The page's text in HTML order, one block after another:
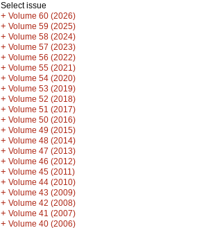
Select issue
+ Volume 60 (2026)
+ Volume 59 (2025)
+ Volume 58 (2024)
+ Volume 57 (2023)
+ Volume 56 (2022)
+ Volume 55 (2021)
+ Volume 54 (2020)
+ Volume 53 (2019)
+ Volume 52 (2018)
+ Volume 51 (2017)
+ Volume 50 (2016)
+ Volume 49 (2015)
+ Volume 48 (2014)
+ Volume 47 (2013)
+ Volume 46 (2012)
+ Volume 45 (2011)
+ Volume 44 (2010)
+ Volume 43 (2009)
+ Volume 42 (2008)
+ Volume 41 (2007)
+ Volume 40 (2006)